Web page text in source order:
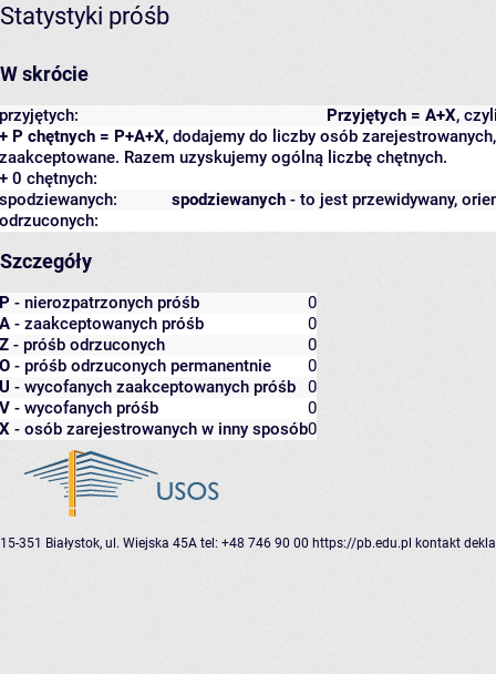
Statystyki próśb
W skrócie
Przyjętych = A+X,
przyjętych:
+ P chętnych = P+A+X, dodajemy do liczby osób
zaakceptowane. Razem uzyskujemy ogólną liczbę chętnych.
+ 0 chętnych:
spodziewanych - to jest przewidywany,
spodziewanych:
odrzuconych:
Szczegóły
P - nierozpatrzonych próśb
0
A - zaakceptowanych próśb
0
Z - próśb odrzuconych
0
O - próśb odrzuconych permanentnie
0
U - wycofanych zaakceptowanych próśb
0
V - wycofanych próśb
0
X - osób zarejestrowanych w inny sposób0
15-351 Białystok, ul. Wiejska 45A tel: +48 746 90 00 https://pb.edu.pl kontakt